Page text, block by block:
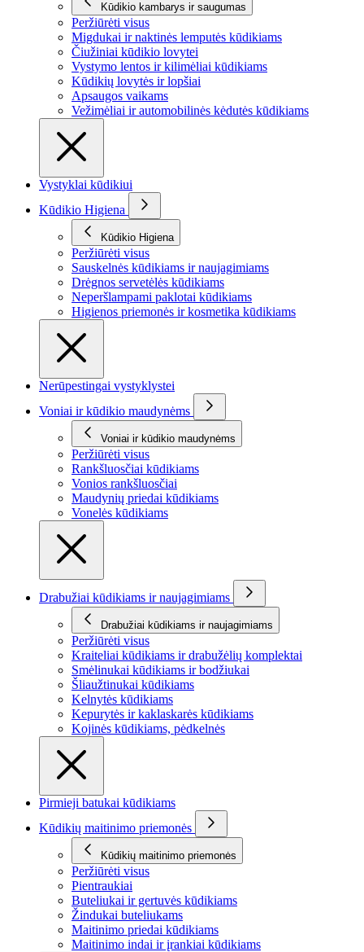
Kūdikio kambarys ir saugumas
Peržiūrėti visus
Migdukai ir naktinės lemputės kūdikiams
Čiužiniai kūdikio lovytei
Vystymo lentos ir kilimėliai kūdikiams
Kūdikių lovytės ir lopšiai
Apsaugos vaikams
Vežimėliai ir automobilinės kėdutės kūdikiams
Vystyklai kūdikiui
Kūdikio Higiena
Kūdikio Higiena
Peržiūrėti visus
Sauskelnės kūdikiams ir naujagimiams
Drėgnos servetėlės kūdikiams
Neperšlampami paklotai kūdikiams
Higienos priemonės ir kosmetika kūdikiams
Nerūpestingai vystyklystei
Voniai ir kūdikio maudynėms
Voniai ir kūdikio maudynėms
Peržiūrėti visus
Rankšluosčiai kūdikiams
Vonios rankšluosčiai
Maudynių priedai kūdikiams
Vonelės kūdikiams
Drabužiai kūdikiams ir naujagimiams
Drabužiai kūdikiams ir naujagimiams
Peržiūrėti visus
Kraiteliai kūdikiams ir drabužėlių komplektai
Smėlinukai kūdikiams ir bodžiukai
Šliaužtinukai kūdikiams
Kelnytės kūdikiams
Kepurytės ir kaklaskarės kūdikiams
Kojinės kūdikiams, pėdkelnės
Pirmieji batukai kūdikiams
Kūdikių maitinimo priemonės
Kūdikių maitinimo priemonės
Peržiūrėti visus
Pientraukiai
Buteliukai ir gertuvės kūdikiams
Žindukai buteliukams
Maitinimo priedai kūdikiams
Maitinimo indai ir įrankiai kūdikiams